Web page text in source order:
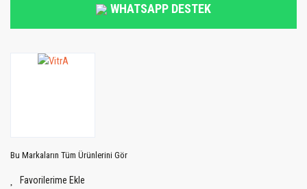
WHATSAPP DESTEK
Bu Markaların Tüm Ürünlerini Gör